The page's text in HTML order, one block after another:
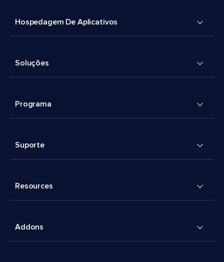
Hospedagem De Aplicativos
Soluções
Programa
Suporte
Resources
Addons